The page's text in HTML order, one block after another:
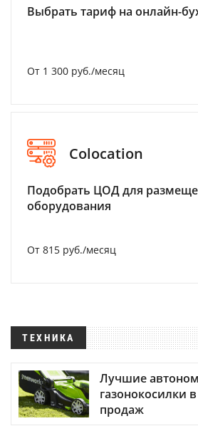
Выбрать тариф на онлайн-
От 1 300 руб./месяц
Colocation
Подобрать ЦОД для
оборудования
От 815 руб./месяц
ТЕХНИКА
Лучшие
газонокосилки
продаж